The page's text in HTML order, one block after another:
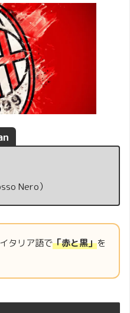
Nero）
タリア語で「赤と黒」を